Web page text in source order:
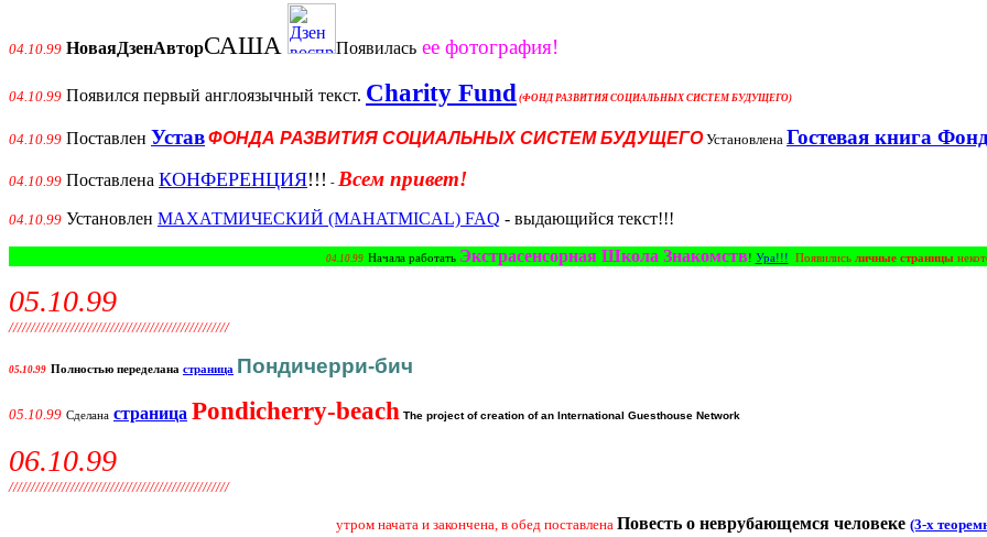
04.10.99 НоваяДзенАвторСАША Появилась ее фотография!
04.10.99 Появился первый англоязычный текст. Charity Fund (ФОНД РАЗВИТИЯ СОЦИАЛЬНЫХ СИСТЕМ БУДУЩЕГО)
04.10.99 Поставлен УставФОНДА РАЗВИТИЯ СОЦИАЛЬНЫХ СИСТЕМ БУДУЩЕГОУстановлена Гостевая книга
04.10.99 Поставлена КОНФЕРЕНЦИЯ!!! - Всем привет!
04.10.99 Установлен МАХАТМИЧЕСКИЙ (MAHATMICAL) FAQ - выдающийся текст!!!
04.10.99 Начала работать Экстрасенсорная Школа Знакомств! Ура!!! Появились личные страницы
05.10.99
//////////////////////////////////////////////////
05.10.99 Полностью переделана страница Пондичерри-бич
05.10.99 Cделана страница Pondicherry-beach The project of creation of an International Guesthouse Network
06.10.99
//////////////////////////////////////////////////
утром начата и закончена, в обед поставлена Повесть о неврубающемся человеке (3-х